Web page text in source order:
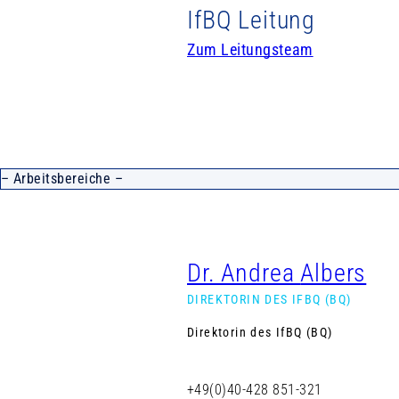
IfBQ Leitung
Zum Leitungsteam
Dr. AndreaAlbers
DIREKTORIN DES IFBQ (BQ)
Direktorin des IfBQ (BQ)
+49(0)40-428 851-321